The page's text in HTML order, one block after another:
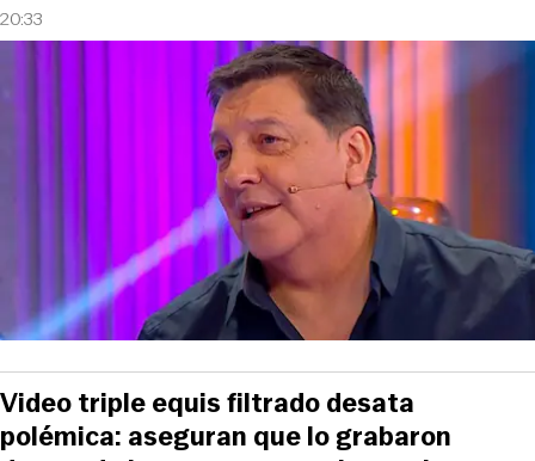
20:33
Video triple equis filtrado desata
polémica: aseguran que lo grabaron